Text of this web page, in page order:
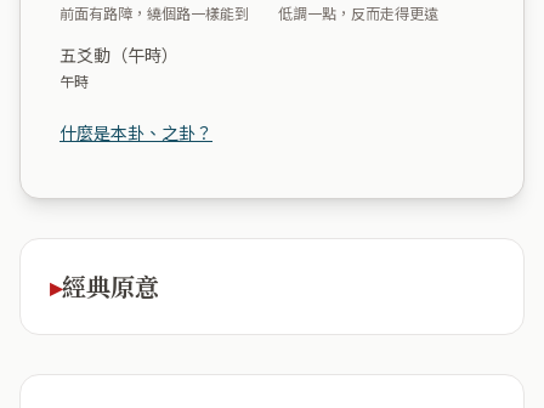
前面有路障，繞個路一樣能到 低調一點，反而走得更遠
五爻動（午時）
午時
什麼是本卦、之卦？
經典原意